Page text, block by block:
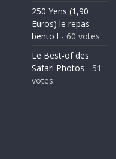
250 Yens (1,90
Euros) le repas
bento ! - 60 votes
Le Best-of des
Safari Photos - 51
votes